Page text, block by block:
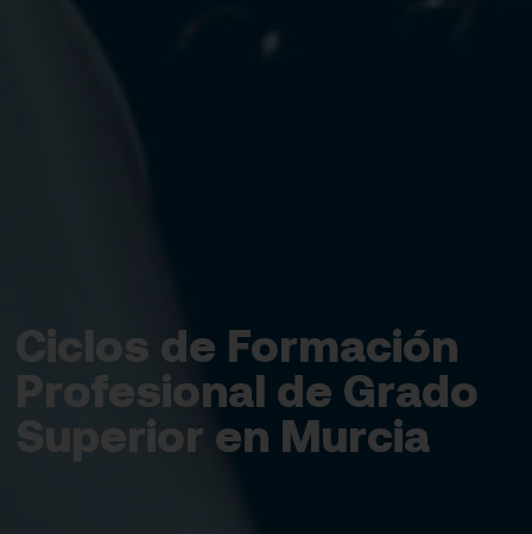
Ciclos de Formación
Profesional de Grado
Superior en Murcia